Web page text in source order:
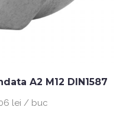
A2 M12 DIN1587
lei / buc